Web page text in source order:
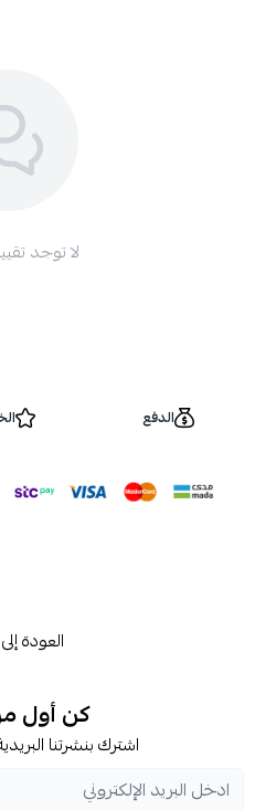
لا توجد
الدفع
العودة
كن أول
اشترك بنشرتنا